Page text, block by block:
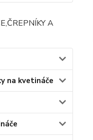
A
na kvetináče